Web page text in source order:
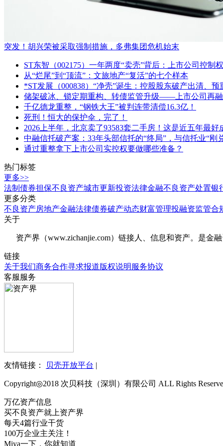
突发！胡兴荣被采取强制措施，多弗集团危机始末
ST东智（002175）一年两度“卖壳”背后：上市公司控制
从“烂尾”到“顶流”：文旅地产“复活”的七个样本
*ST发展（000838）“净壳”诞生：控股股东破产出清、预
储架破冰、锁定期重构、转债监管升级——上市公司再
千亿德龙重整，“钢铁大王”被判连带清偿16.3亿！
死刑！恒大的保护伞，完了！
2026上半年，北京卖了93583套二手房！这是近五年最
中融信托破产案：33年头部信托的“终局”，与信托业“刚
通过重整拿下上市公司实控权要做哪些准备？
热门标签
更多>>
法制 债券担保不良资产城市更新投资法律金融不良资产处置银
更多分类
不良资产房地产金融法律债券破产动态财富管理投融资监管合
关于
资产界（www.zichanjie.com）链接人、信息和资产。是金
链接
关于我们商务合作寻求报道版权说明 服务协议
客服服务
友情链接： 贝壳开放平台 |
Copyright◎2018 次贝科技（深圳）有限公司 ALL Rights
万亿资产信息
买不良资产就上资产界
每天4篇行业干货
100万企业主关注！
Miya一下，你就知道